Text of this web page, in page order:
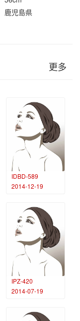
鹿児島県
更多
IDBD-589
2014-12-19
IPZ-420
2014-07-19